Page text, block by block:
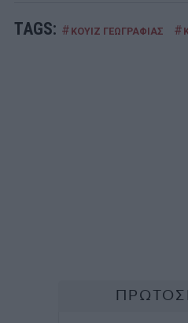
TAGS: # ΚΟΥΙΖ ΓΕΩΓΡΑΦΙΑΣ #